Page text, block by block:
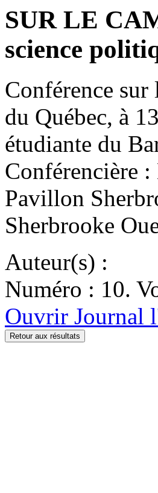
SUR LE
science
Conférence
du Québec, à
étudiante du
Conférencière
Pavillon
Sherbrooke
Auteur(s) :
Numéro : 10.
Ouvrir Journal
Retour aux résultats